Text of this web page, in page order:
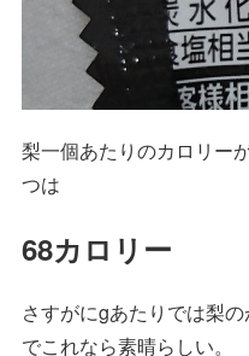
梨一個あたりのカロリー
つは
68カロリー
さすがにgあたりでは梨
でこれなら素晴らしい。